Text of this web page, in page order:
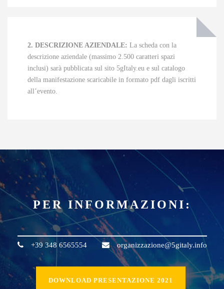
2. DESCRIZIONE AZIENDALE: La scheda con la
descrizione aziendale (massimo 2.500 caratteri spazi
inclusi) sarà pubblicata sul sito 5gItaly.eu e sul catalogo
della manifestazione scaricabile in formato pdf dagli iscritti
all’evento.
PER INFORMAZIONI:
+39 348 6565554 organizzazione@5gitaly.info
DOWNLOAD PRESENTAZIONE 2021